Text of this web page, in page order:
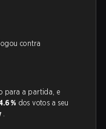
contra
para a partida, e
dos votos a seu
.